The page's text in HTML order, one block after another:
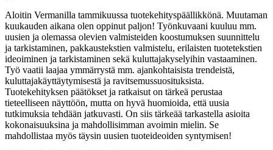
Aloitin Vermanilla tammikuussa tuotekehityspäällikkönä. Muutaman
kuukauden aikana olen oppinut paljon! Työnkuvaani kuuluu mm.
uusien ja olemassa olevien valmisteiden koostumuksen suunnittelu
ja tarkistaminen, pakkaustekstien valmistelu, erilaisten tuotetekstien
ideoiminen ja tarkistaminen sekä kuluttajakyselyihin vastaaminen.
Työ vaatii laajaa ymmärrystä mm. ajankohtaisista trendeistä,
kuluttajakäyttäytymisestä ja ravitsemussuosituksista.
Tuotekehityksen päätökset ja ratkaisut on tärkeä perustaa
tieteelliseen näyttöön, mutta on hyvä huomioida, että uusia
tutkimuksia tehdään jatkuvasti. On siis tärkeää tarkastella asioita
kokonaisuuksina ja mahdollisimman avoimin mielin. Se
mahdollistaa myös täysin uusien tuoteideoiden syntymisen!